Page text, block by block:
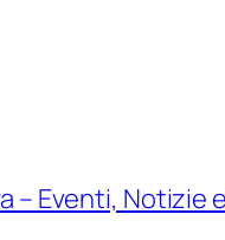
– Eventi, Notizie